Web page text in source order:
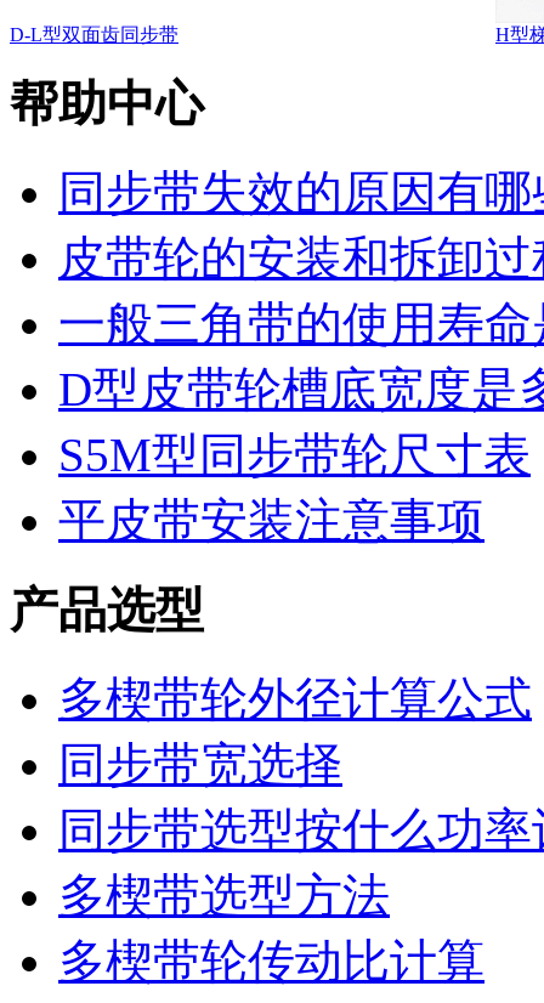
D-L型双面齿同步带 H型
帮助中心
同步带失效的原因有哪
皮带轮的安装和拆卸过
一般三角带的使用寿命
D型皮带轮槽底宽度是
S5M型同步带轮尺寸表
平皮带安装注意事项
产品选型
多楔带轮外径计算公式
同步带宽选择
同步带选型按什么功率
多楔带选型方法
多楔带轮传动比计算